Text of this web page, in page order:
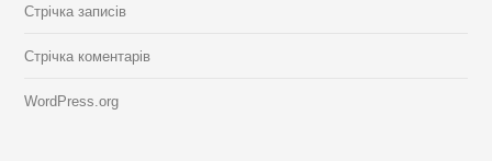
Стрічка записів
Стрічка коментарів
WordPress.org